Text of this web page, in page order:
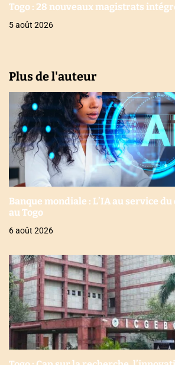
Togo : 28 nouveaux magistrats
5 août 2026
Plus de l'auteur
Banque mondiale : L’IA au service
au Togo
6 août 2026